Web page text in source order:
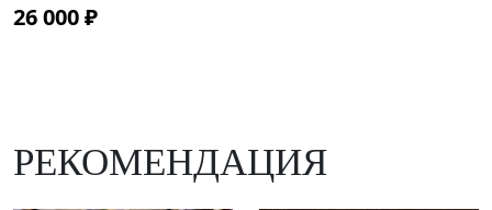
26 000 ₽
РЕКОМЕНДАЦИЯ